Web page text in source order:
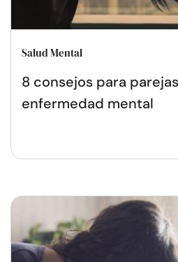
Salud Mental
8 consejos para
enfermedad mental